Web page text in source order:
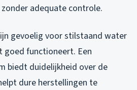
adequate controle.
gevoelig voor stilstaand water
goed functioneert. Een
biedt duidelijkheid over de
dure herstellingen te